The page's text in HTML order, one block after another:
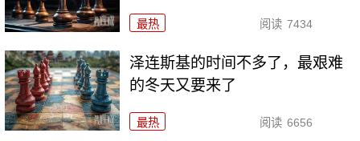
最热 阅读 7434
泽连斯基的时间不多了，最艰难
的冬天又要来了
最热 阅读 6656